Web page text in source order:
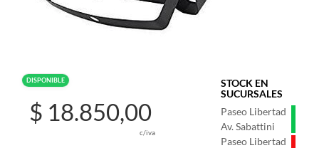
DISPONIBLE
STOCK EN
SUCURSALES
Paseo Libertad
Av. Sabattini
Paseo Libertad
$ 18.850,00
c/iva